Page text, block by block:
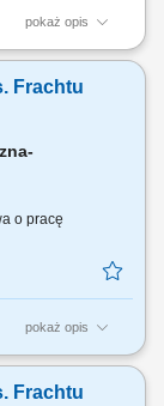
pokaż opis
kosztów
raportów,
o pracę
pokaż opis
należeć będzie:
wystawianie
Frachtu